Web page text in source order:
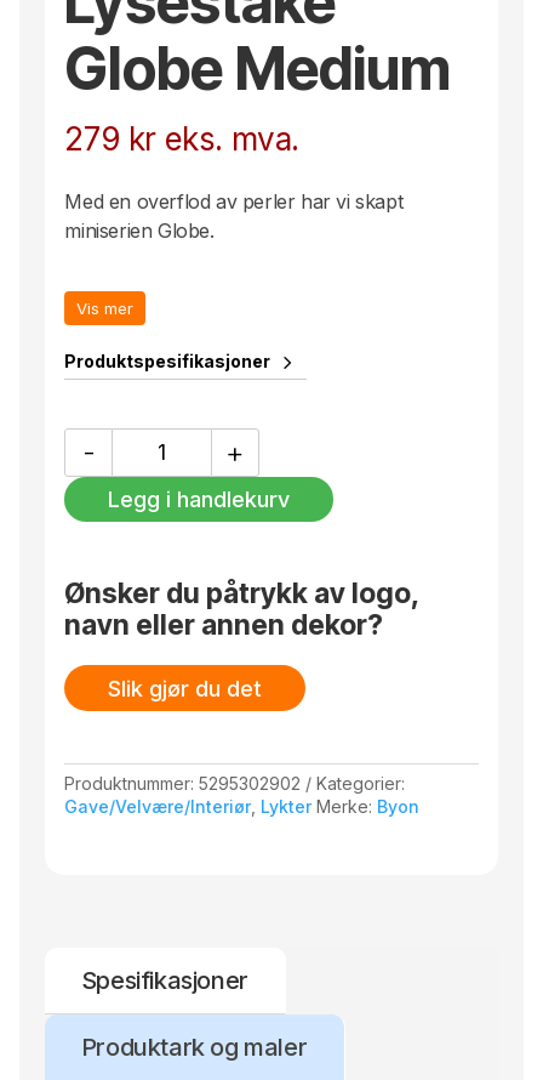
Globe Medium
279 kr eks. mva.
Med en overflod av perler har vi skapt
miniserien Globe.
Vis mer
Produktspesifikasjoner
-
Globe
Medium
antall
+
Legg i handlekurv
Ønsker du påtrykk av logo,
navn eller annen dekor?
Slik gjør du det
Produktnummer:5295302902
Kategorier:
Gave/Velvære/Interiør, Lykter Merke: Byon
Spesifikasjoner
Produktark og maler